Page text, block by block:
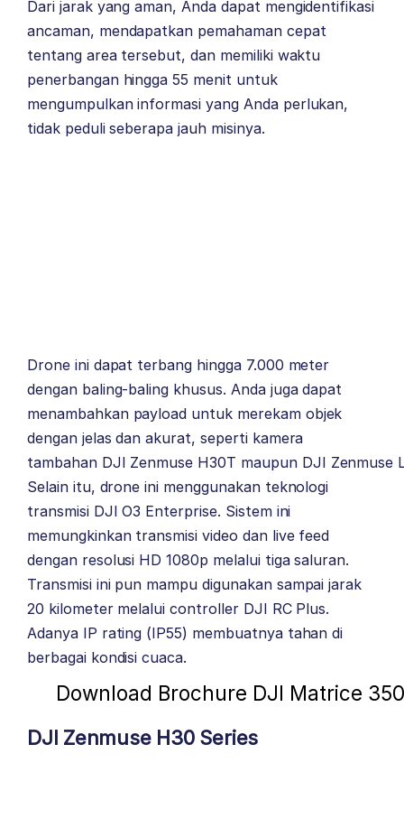
Dari jarak yang aman, Anda dapat mengidentifikasi
ancaman, mendapatkan pemahaman cepat
tentang area tersebut, dan memiliki waktu
penerbangan hingga 55 menit untuk
mengumpulkan informasi yang Anda perlukan,
tidak peduli seberapa jauh misinya.
Drone ini dapat terbang hingga 7.000 meter
dengan baling-baling khusus. Anda juga dapat
menambahkan payload untuk merekam objek
dengan jelas dan akurat, seperti kamera
tambahan DJI Zenmuse H30T maupun DJI Zenmuse
Selain itu, drone ini menggunakan teknologi
transmisi DJI O3 Enterprise. Sistem ini
memungkinkan transmisi video dan live feed
dengan resolusi HD 1080p melalui tiga saluran.
Transmisi ini pun mampu digunakan sampai jarak
20 kilometer melalui controller DJI RC Plus.
Adanya IP rating (IP55) membuatnya tahan di
berbagai kondisi cuaca.
Download Brochure DJI Matrice
DJI Zenmuse H30 Series